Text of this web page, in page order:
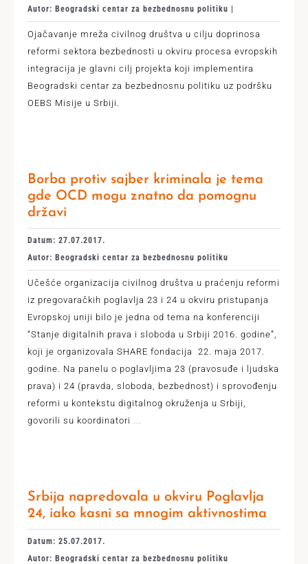
Autor: Beogradski centar za bezbednosnu politiku |
Ojačavanje mreža civilnog društva u cilju doprinosa
reformi sektora bezbednosti u okviru procesa evropskih
integracija je glavni cilj projekta koji implementira
Beogradski centar za bezbednosnu politiku uz podršku
OEBS Misije u Srbiji.
Borba protiv sajber kriminala je tema
gde OCD mogu znatno da pomognu
državi
Datum: 27.07.2017.
Autor: Beogradski centar za bezbednosnu politiku
Učešće organizacija civilnog društva u praćenju reformi
iz pregovaračkih poglavlja 23 i 24 u okviru pristupanja
Evropskoj uniji bilo je jedna od tema na konferenciji
“Stanje digitalnih prava i sloboda u Srbiji 2016. godine”,
koji je organizovala SHARE fondacija 22. maja 2017.
godine. Na panelu o poglavljima 23 (pravosuđe i ljudska
prava) i 24 (pravda, sloboda, bezbednost) i sprovođenju
reformi u kontekstu digitalnog okruženja u Srbiji,
govorili su koordinatori
Srbija napredovala u okviru Poglavlja
24, iako kasni sa mnogim aktivnostima
Datum: 25.07.2017.
Autor: Beogradski centar za bezbednosnu politiku